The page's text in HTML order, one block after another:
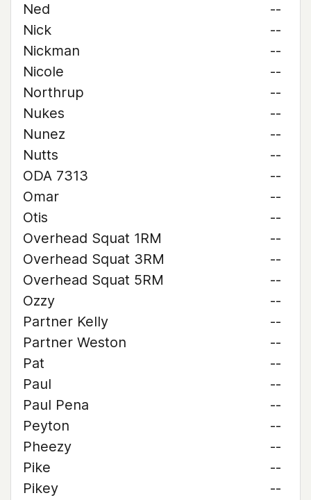
Ned
--
Nick
--
Nickman
--
Nicole
--
Northrup
--
Nukes
--
Nunez
--
Nutts
--
ODA 7313
--
Omar
--
Otis
--
Overhead Squat 1RM
--
Overhead Squat 3RM
--
Overhead Squat 5RM
--
Ozzy
--
Partner Kelly
--
Partner Weston
--
Pat
--
Paul
--
Paul Pena
--
Peyton
--
Pheezy
--
Pike
--
Pikey
--